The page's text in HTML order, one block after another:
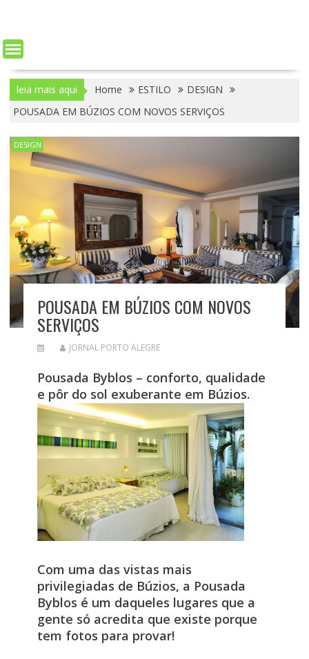
leia mais aqui Home ESTILO
DESIGN
POUSADA EM BÚZIOS COM NOVOS SERVIÇOS
DESIGN
POUSADA EM BÚZIOS COM NOVOS
SERVIÇOS
JORNAL PORTO ALEGRE
Pousada Byblos – conforto, qualidade
e pôr do sol exuberante em Búzios.
Com uma das vistas mais
privilegiadas de Búzios, a Pousada
Byblos é um daqueles lugares que a
gente só acredita que existe porque
tem fotos para provar!